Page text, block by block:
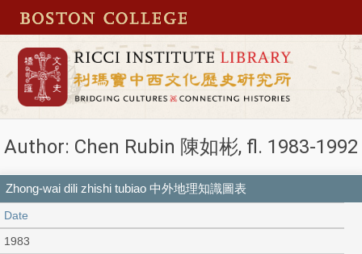
Author: Chen Rubin 陳如彬, fl. 1983-1992
Zhong-wai dili zhishi tubiao 中外地理知識圖表
Date
1983